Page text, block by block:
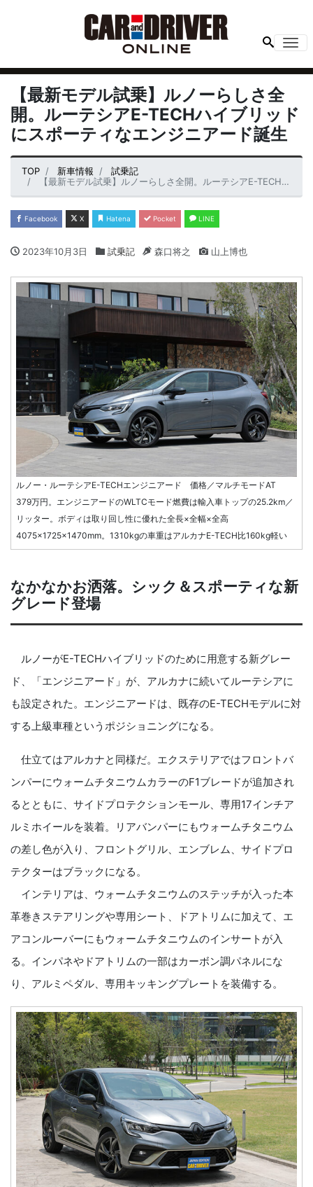
【最新モデル試乗】ルノーらしさ全
開。ルーテシアE-TECHハイブリッド
にスポーティなエンジニアード誕生
TOP 新車情報
試乗記
【最新モデル試乗】ルノーらしさ全開。ルーテシアE-TECHハイブリッドにスポーティなエンジニアード誕生
Facebook X Hatena Pocket LINE
2023年10月3日 試乗記 森口将之 山上博也
ルノー・ルーテシアE-TECHエンジニアード 価格／マルチモードAT
379万円。エンジニアードのWLTCモード燃費は輸入車トップの25.2km／
リッター。ボディは取り回し性に優れた全長×全幅×全高
4075×1725×1470mm。1310kgの車重はアルカナE-TECH比160kg軽い
なかなかお洒落。シック＆スポーティな新
グレード登場
ルノーがE-TECHハイブリッドのために用意する新グレー
ド、「エンジニアード」が、アルカナに続いてルーテシアに
も設定された。エンジニアードは、既存のE-TECHモデルに対
する上級車種というポジショニングになる。
仕立てはアルカナと同様だ。エクステリアではフロントバ
ンパーにウォームチタニウムカラーのF1ブレードが追加され
るとともに、サイドプロテクションモール、専用17インチア
ルミホイールを装着。リアバンパーにもウォームチタニウム
の差し色が入り、フロントグリル、エンブレム、サイドプロ
テクターはブラックになる。
インテリアは、ウォームチタニウムのステッチが入った本
革巻きステアリングや専用シート、ドアトリムに加えて、エ
アコンルーバーにもウォームチタニウムのインサートが入
る。インパネやドアトリムの一部はカーボン調パネルにな
り、アルミペダル、専用キッキングプレートを装備する。